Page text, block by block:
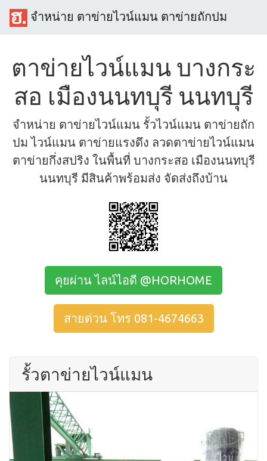
จำหน่าย ตาข่ายไวน์แมน ตาข่ายถักปม
ตาข่ายไวน์แมน บางกระ
สอ เมืองนนทบุรี นนทบุรี
จำหน่าย ตาข่ายไวน์แมน รั้วไวน์แมน ตาข่ายถัก
ปม ไวน์แมน ตาข่ายแรงดึง ลวดตาข่ายไวน์แมน
ตาข่ายกึ่งสปริง ในพื้นที่ บางกระสอ เมืองนนทบุรี
นนทบุรี มีสินค้าพร้อมส่ง จัดส่งถึงบ้าน
คุยผ่าน ไลน์ไอดี @HORHOME
สายด่วน โทร 081-4674663
รั้วตาข่ายไวน์แมน